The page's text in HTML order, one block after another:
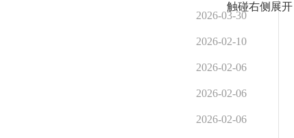
2026-03-30
2026-02-10
2026-02-06
2026-02-06
2026-02-06
触碰右侧展开